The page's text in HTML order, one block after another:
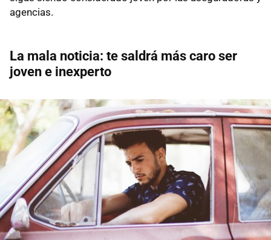
agencias.
La mala noticia: te saldrá más caro ser
joven e inexperto